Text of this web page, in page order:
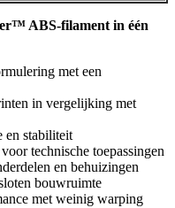
ABS-filament in één
met een
in vergelijking met
en stabiliteit
technische toepassingen
en behuizingen
bouwruimte
met weinig warping